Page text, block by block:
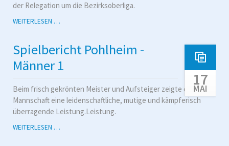
der Relegation um die Bezirksoberliga.
WEITERLESEN …DIE
TERMINIERT
Spielbericht Pohlheim -
Männer 1
17
MAI
Beim frisch gekrönten Meister und Aufsteiger zeigte die
Mannschaft eine leidenschaftliche, mutige und kämpferisch
überragende Leistung.Leistung.
WEITERLESEN …SPIELBERICHT